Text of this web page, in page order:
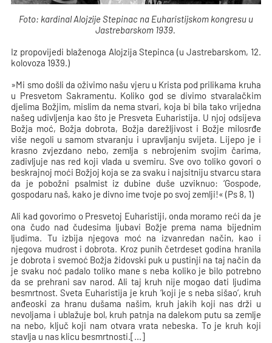
Foto: kardinal Alojzije Stepinac na Euharistijskom kongresu u
Jastrebarskom 1939.
Iz propovijedi blaženoga Alojzija Stepinca (u Jastrebarskom, 12.
kolovoza 1939.)
»Mi smo došli da oživimo našu vjeru u Krista pod prilikama kruha
u Presvetom Sakramentu. Koliko god se divimo stvaralačkim
djelima Božjim, mislim da nema stvari, koja bi bila tako vrijedna
našeg udivljenja kao što je Presveta Euharistija. U njoj odsijeva
Božja moć, Božja dobrota, Božja darežljivost i Božje milosrđe
više negoli u samom stvaranju i upravljanju svijeta. Lijepo je i
krasno zvjezdano nebo, zemlja s nebrojenim svojim čarima,
zadivljuje nas red koji vlada u svemiru. Sve ovo toliko govori o
beskrajnoj moći Božjoj koja se za svaku i najsitniju stvarcu stara
da je pobožni psalmist iz dubine duše uzviknuo: ‘Gospode,
gospodaru naš, kako je divno ime tvoje po svoj zemlji!« (Ps 8, 1)
Ali kad govorimo o Presvetoj Euharistiji, onda moramo reći da je
ona čudo nad čudesima ljubavi Božje prema nama bijednim
ljudima. Tu izbija njegova moć na izvanredan način, kao i
njegova mudrost i dobrota. Kroz punih četrdeset godina hranila
je dobrota i svemoć Božja židovski puk u pustinji na taj način da
je svaku noć padalo toliko mane s neba koliko je bilo potrebno
da se prehrani sav narod. Ali taj kruh nije mogao dati ljudima
besmrtnost. Sveta Euharistija je kruh ‘koji je s neba sišao’, kruh
anđeoski za hranu dušama našim, kruh jakih koji nas drži u
nevoljama i ublažuje bol, kruh patnja na dalekom putu sa zemlje
na nebo, ključ koji nam otvara vrata nebeska. To je kruh koji
stavlja u nas klicu besmrtnosti.[...]